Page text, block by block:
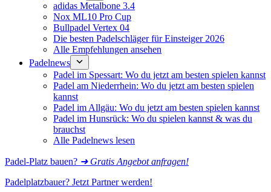
adidas Metalbone 3.4
Nox ML10 Pro Cup
Bullpadel Vertex 04
Die besten Padelschläger für Einsteiger 2026
Alle Empfehlungen ansehen
Padelnews
Padel im Spessart: Wo du jetzt am besten spielen kannst
Padel am Niederrhein: Wo du jetzt am besten spielen
kannst
Padel im Allgäu: Wo du jetzt am besten spielen kannst
Padel im Hunsrück: Wo du spielen kannst & was du
brauchst
Alle Padelnews lesen
Padel-Platz bauen? ➜ Gratis Angebot anfragen!
Padelplatzbauer? Jetzt Partner werden!